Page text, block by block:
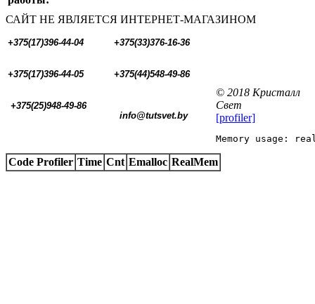
САЙТ НЕ ЯВЛЯЕТСЯ ИНТЕРНЕТ-МАГАЗИНОМ
+375(17)396-44-04 +375(33)376-16-36
+375(17)396-44-05 +375(44)548-49-86
+375(25)948-49-86
  info@tutsvet.by
© 2018 Кристалл
Свет
[profiler]
Memory usage:
Code Profiler Time Cnt Emalloc RealMem